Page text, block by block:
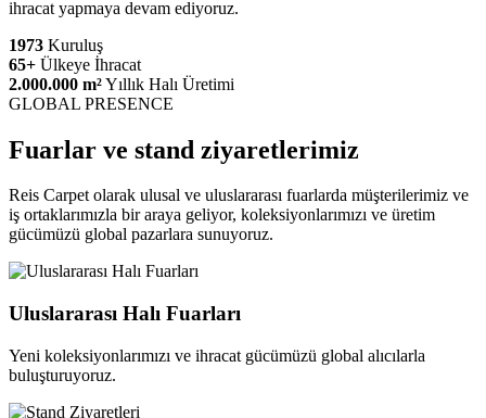
ihracat yapmaya devam ediyoruz.
1973 Kuruluş
65+ Ülkeye İhracat
2.000.000 m²Yıllık Halı Üretimi
GLOBAL PRESENCE
Fuarlar ve stand ziyaretlerimiz
Reis Carpet olarak ulusal ve uluslararası fuarlarda müşterilerimiz ve
iş ortaklarımızla bir araya geliyor, koleksiyonlarımızı ve üretim
gücümüzü global pazarlara sunuyoruz.
Uluslararası Halı Fuarları
Yeni koleksiyonlarımızı ve ihracat gücümüzü global alıcılarla
buluşturuyoruz.